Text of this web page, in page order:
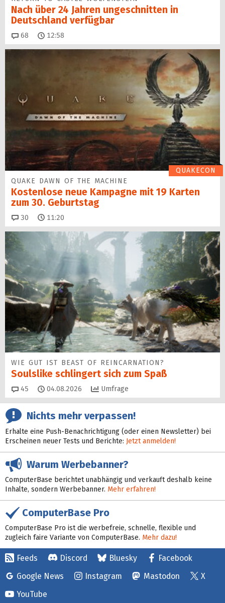
Nach über 24 Jahren ungeschnitten in
Deutschland verfügbar
68 Kommentare
12:58
QUAKECON
QUAKE DAWN OF THE MACHINE
Kostenlose neue Kampagne mit 19 Karten
zum 30. Geburtstag
30 Kommentare
11:20
WIE GUT IST BEAST OF REINCARNATION?
Soulslike schlingert sich zum Spaß
45 Kommentare
04.08.2026 Umfrage
Nichts mehr verpassen!
Erhalte eine Push-Benachrichtigung (oder einen Newsletter) bei
Erscheinen neuer Tests und Berichte: Jetzt anmelden!
Warum Werbebanner?
ComputerBase berichtet unabhängig und verkauft deshalb keine
Inhalte, sondern Werbebanner. Mehr erfahren!
ComputerBase Pro
ComputerBase Pro ist die werbefreie, schnelle, flexible und
zugleich faire Variante von ComputerBase. Mehr dazu!
Feeds Discord Bluesky
Facebook
Google News
Instagram Mastodon
X
YouTube